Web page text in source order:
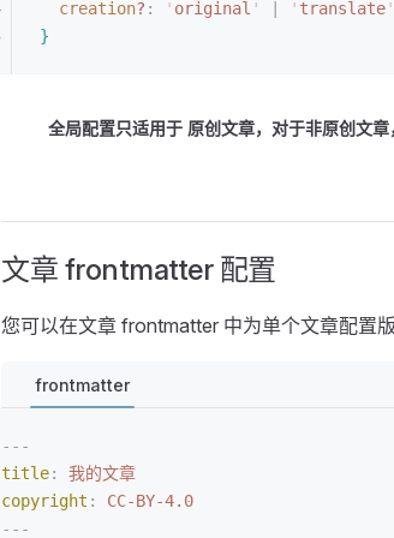
creation? : ' original ' ' translate'
}
全局配置只适用于 原创文章，对于非原创文
文章 frontmatter 配置
您可以在文章 frontmatter 中为单个文章配置
frontmatter
---
title:
我的文章
copyright :
CC-BY-4.0
---